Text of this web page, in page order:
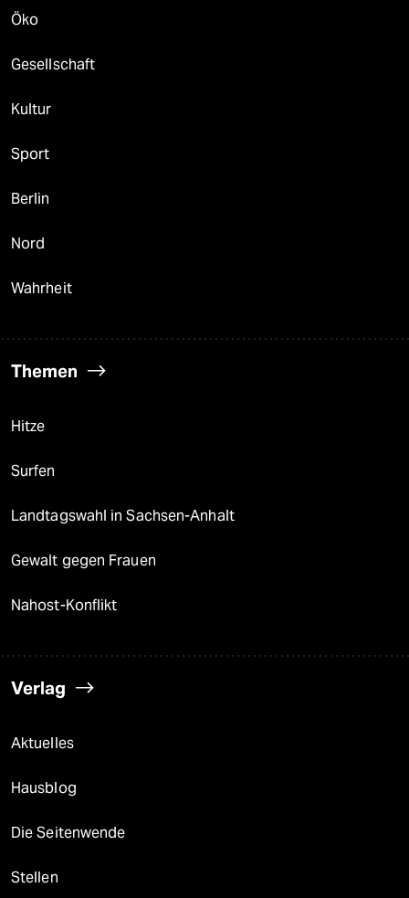
Öko
Gesellschaft
Kultur
Sport
Berlin
Nord
Wahrheit
Themen
Hitze
Surfen
Landtagswahl in Sachsen-Anhalt
Gewalt gegen Frauen
Nahost-Konflikt
Verlag
Aktuelles
Hausblog
Die Seitenwende
Stellen